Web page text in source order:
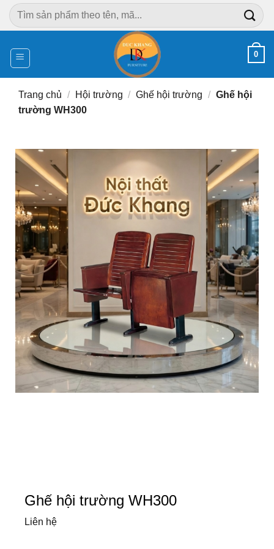
Chuyển
đến
dung
Tìm
kiếm:
0
Trang chủ / Hội trường / Ghế hội trường / Ghế hội
trường WH300
Ghế hội trường WH300
Liên hệ